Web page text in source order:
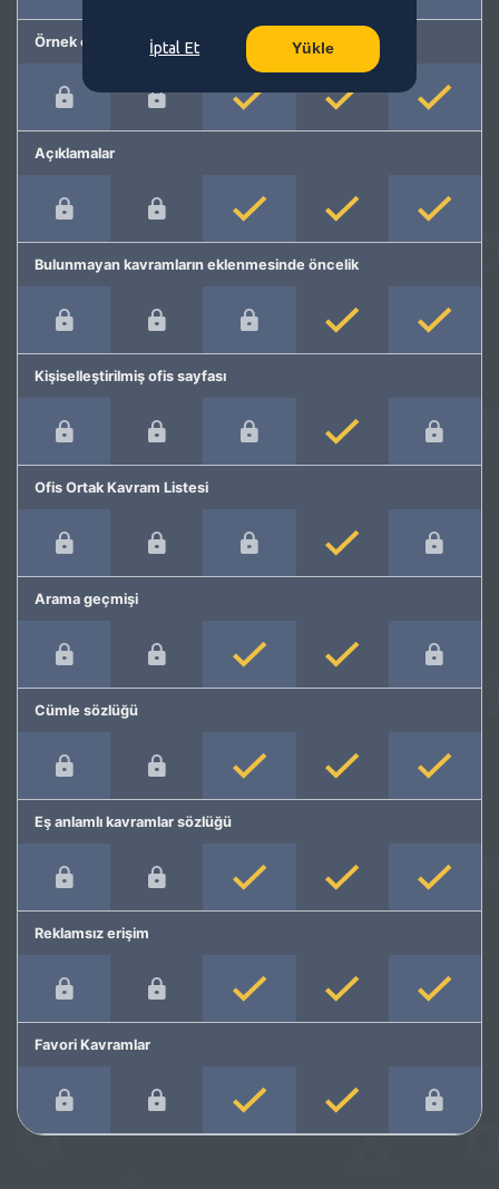
Örnek cümleler
Açıklamalar
Bulunmayan kavramların eklenmesinde öncelik
Kişiselleştirilmiş ofis sayfası
Ofis Ortak Kavram Listesi
Arama geçmişi
Cümle sözlüğü
Eş anlamlı kavramlar sözlüğü
Reklamsız erişim
Favori Kavramlar
İptal Et Yükle